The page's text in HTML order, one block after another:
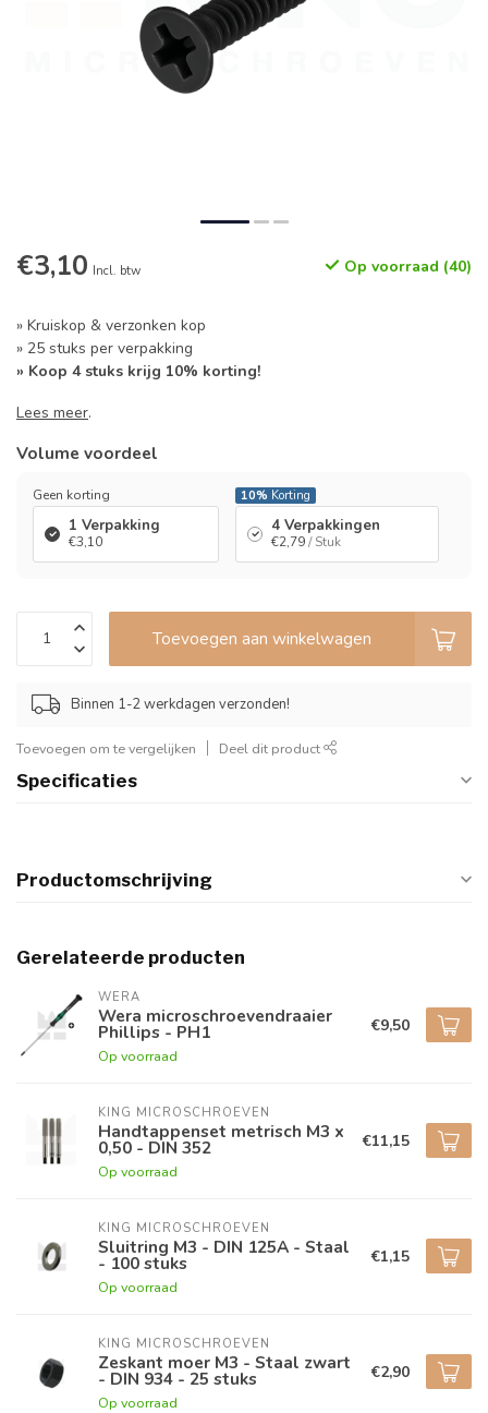
€3,10 Incl. btw Op voorraad (40)
» Kruiskop & verzonken kop
» 25 stuks per verpakking
» Koop 4 stuks krijg 10% korting!
Lees meer.
Volume voordeel
Geen korting
1 Verpakking
€3,10
10% Korting
4 Verpakkingen
€2,79/ Stuk
Toevoegen aan winkelwagen
Binnen 1-2 werkdagen verzonden!
Toevoegen om te vergelijken Deel dit product
Specificaties
Productomschrijving
Gerelateerde producten
WERA
Wera microschroevendraaier
Phillips - PH1
Op voorraad
€9,50
KING MICROSCHROEVEN
Handtappenset metrisch M3 x
0,50 - DIN 352
Op voorraad
€11,15
KING MICROSCHROEVEN
Sluitring M3 - DIN 125A - Staal
- 100 stuks
Op voorraad
€1,15
KING MICROSCHROEVEN
Zeskant moer M3 - Staal zwart
- DIN 934 - 25 stuks
Op voorraad
€2,90